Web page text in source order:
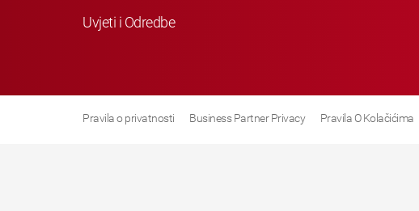
Uvjeti i Odredbe
Pravila o privatnosti Business Partner Privacy Pravila O Kolačićima